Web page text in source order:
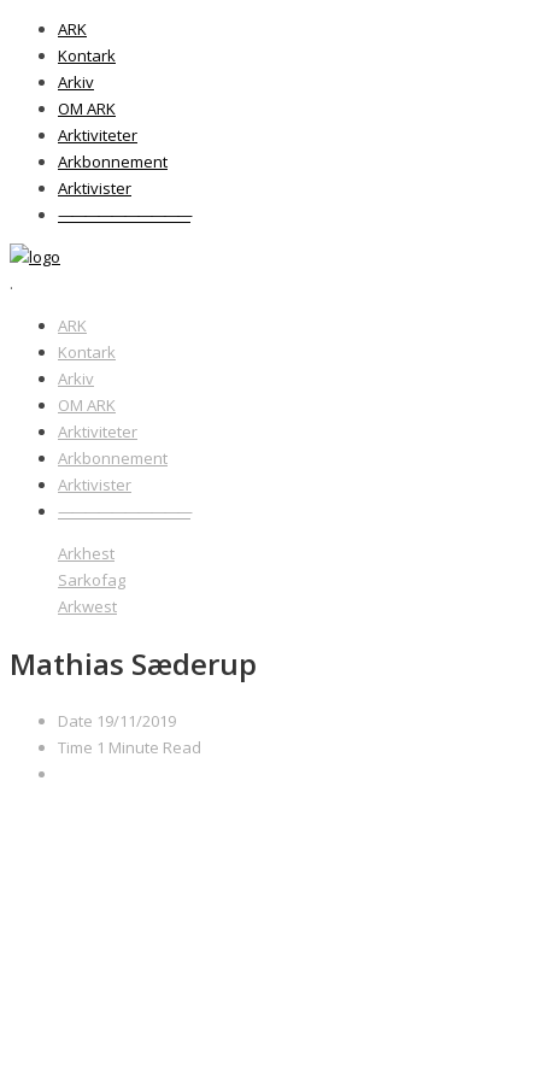
ARK
Kontark
Arkiv
OM ARK
Arktiviteter
Arkbonnement
Arktivister
——————————
.
ARK
Kontark
Arkiv
OM ARK
Arktiviteter
Arkbonnement
Arktivister
——————————
Arkhest
Sarkofag
Arkwest
Mathias Sæderup
Date 19/11/2019
Time 1 Minute Read